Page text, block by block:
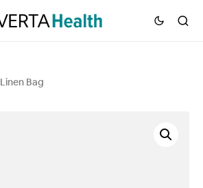
Linen Bag